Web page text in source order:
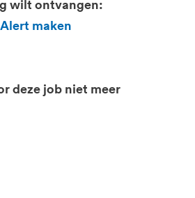
wilt ontvangen:
maken
deze job niet meer